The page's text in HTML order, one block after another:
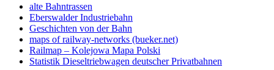
alte Bahntrassen
Eberswalder Industriebahn
Geschichten von der Bahn
maps of railway-networks (bueker.net)
Railmap – Kolejowa Mapa Polski
Statistik Dieseltriebwagen deutscher Privatbahnen